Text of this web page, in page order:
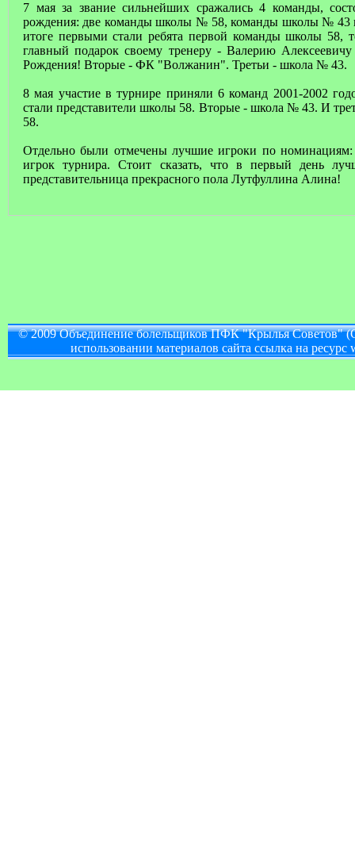
7 мая за звание сильнейших сражались 4 команды,
рождения: две команды школы № 58, команды школы №
итоге первыми стали ребята первой команды школы 58,
главный подарок своему тренеру - Валерию
Рождения! Вторые - ФК "Волжанин". Третьи - школа № 43.
8 мая участие в турнире приняли 6 команд 2001-2002
стали представители школы 58. Вторые - школа № 43. И
58.
Отдельно были отмечены лучшие игроки по
игрок турнира. Стоит сказать, что в первый день
представительница прекрасного пола Лутфуллина Алина!
© 2009 Объединение болельщиков ПФК "Крылья
использовании материалов сайта ссылка на ресурс